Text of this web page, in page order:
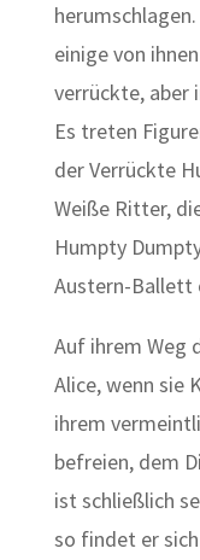
einige von
verrückte, aber
Es treten
der Verrückte
Weiße Ritter,
Humpty
Austern-Ballett
Auf ihrem Weg
Alice, wenn sie
ihrem
befreien, dem
ist schließlich
so findet er